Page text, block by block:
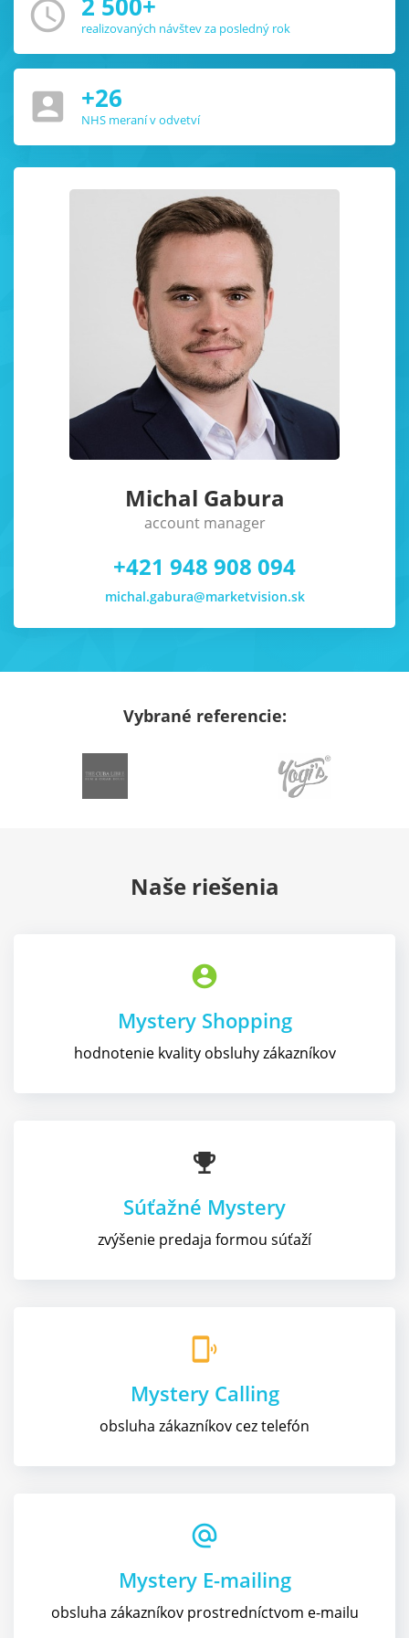
access_time realizovaných návštev za posledný rok
account_box +26
NHS meraní v odvetví
Michal Gabura
account manager
+421 948 908 094
michal.gabura@marketvision.sk
Vybrané referencie:
Naše riešenia
account_circle
Mystery Shopping
hodnotenie kvality obsluhy zákazníkov
emoji_events
Súťažné Mystery
zvýšenie predaja formou súťaží
phonelink_ring
Mystery Calling
obsluha zákazníkov cez telefón
alternate_email
Mystery E-mailing
obsluha zákazníkov prostredníctvom e-mailu